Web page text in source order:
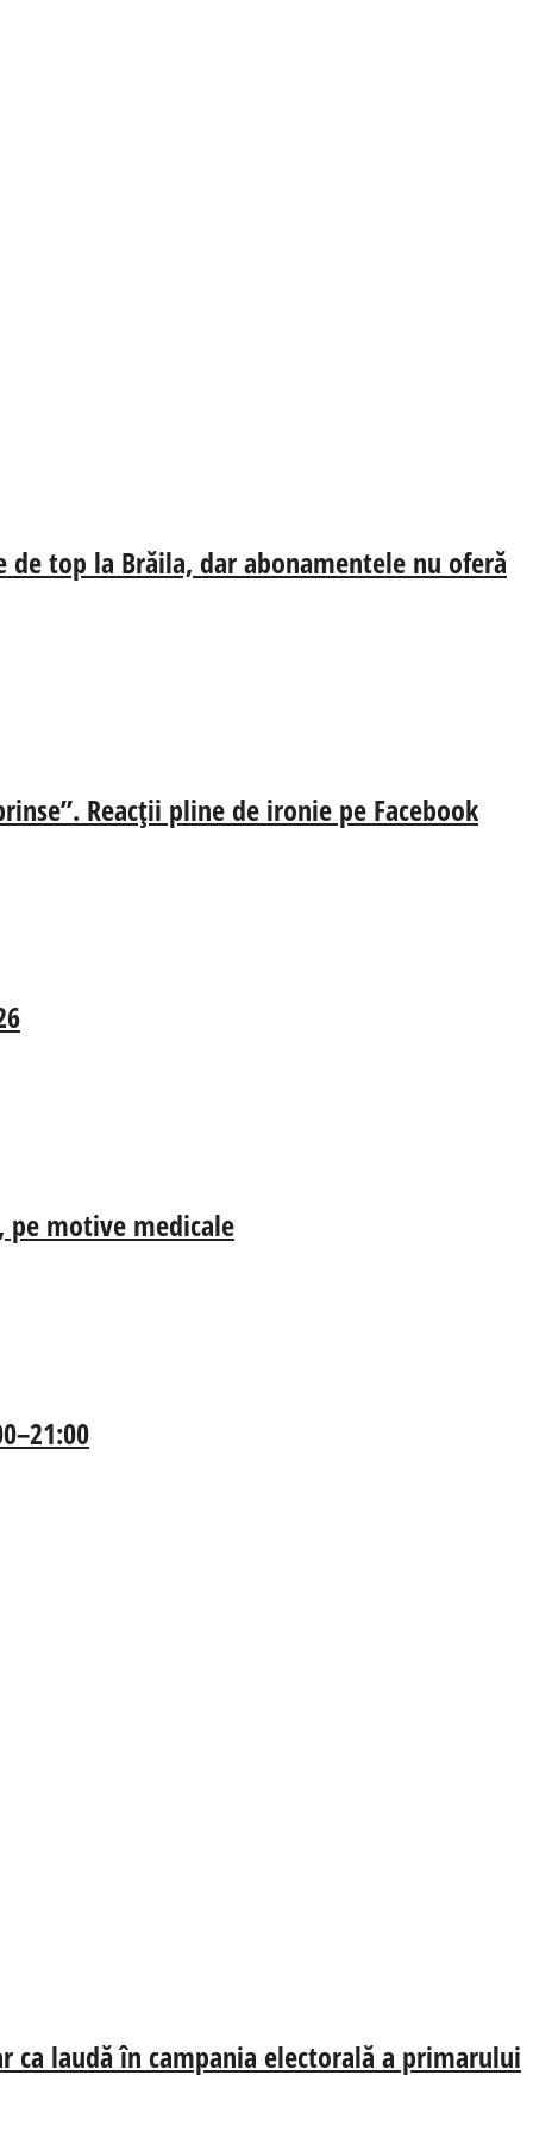
de top la Brăila, dar abonamentele nu oferă
Reacții pline de ironie pe Facebook
pe motive medicale
laudă în campania electorală a primarului